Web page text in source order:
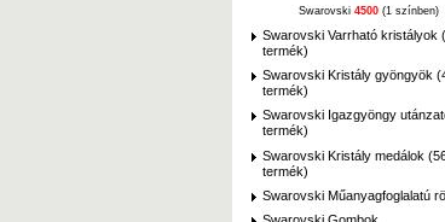
Swarovski 4500 (1 színben)
Swarovski Varrható kristályok
termék)
Swarovski Kristály gyöngyök
termék)
Swarovski Igazgyöngy
termék)
Swarovski Kristály medálok
termék)
Swarovski Műanyagfoglalatú